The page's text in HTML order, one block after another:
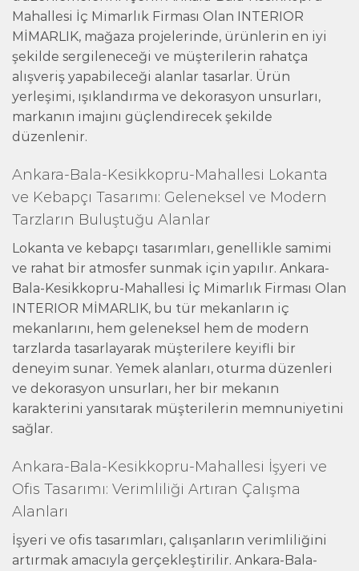
Mahallesi İç Mimarlık Firması Olan INTERIOR
MİMARLIK, mağaza projelerinde, ürünlerin en iyi
şekilde sergileneceği ve müşterilerin rahatça
alışveriş yapabileceği alanlar tasarlar. Ürün
yerleşimi, ışıklandırma ve dekorasyon unsurları,
markanın imajını güçlendirecek şekilde
düzenlenir.
Ankara-Bala-Kesikkopru-Mahallesi Lokanta
ve Kebapçı Tasarımı: Geleneksel ve Modern
Tarzların Buluştuğu Alanlar
Lokanta ve kebapçı tasarımları, genellikle samimi
ve rahat bir atmosfer sunmak için yapılır. Ankara-
Bala-Kesikkopru-Mahallesi İç Mimarlık Firması Olan
INTERIOR MİMARLIK, bu tür mekanların iç
mekanlarını, hem geleneksel hem de modern
tarzlarda tasarlayarak müşterilere keyifli bir
deneyim sunar. Yemek alanları, oturma düzenleri
ve dekorasyon unsurları, her bir mekanın
karakterini yansıtarak müşterilerin memnuniyetini
sağlar.
Ankara-Bala-Kesikkopru-Mahallesi İşyeri ve
Ofis Tasarımı: Verimliliği Artıran Çalışma
Alanları
İşyeri ve ofis tasarımları, çalışanların verimliliğini
artırmak amacıyla gerçekleştirilir. Ankara-Bala-